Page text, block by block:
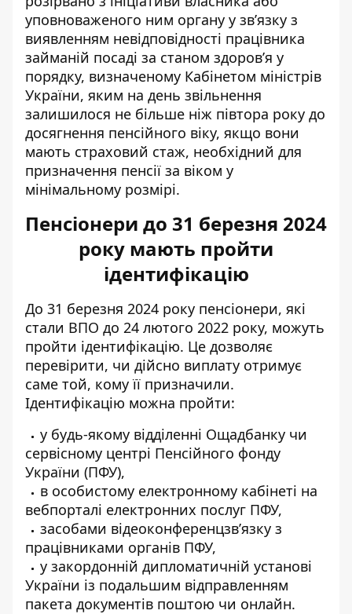
уповноваженого ним органу у зв’язку з
виявленням невідповідності працівника
займаній посаді за станом здоров’я у
порядку, визначеному Кабінетом міністрів
України, яким на день звільнення
залишилося не більше ніж півтора року до
досягнення пенсійного віку, якщо вони
мають страховий стаж, необхідний для
призначення пенсії за віком у
мінімальному розмірі.
Пенсіонери до 31 березня 2024
року мають пройти
ідентифікацію
До 31 березня 2024 року пенсіонери, які
стали ВПО до 24 лютого 2022 року, можуть
пройти ідентифікацію. Це дозволяє
перевірити, чи дійсно виплату отримує
саме той, кому її призначили.
Ідентифікацію можна пройти:
у будь-якому відділенні Ощадбанку чи
сервісному центрі Пенсійного фонду
України (ПФУ),
в особистому електронному кабінеті на
вебпорталі електронних послуг ПФУ,
засобами відеоконференцзв’язку з
працівниками органів ПФУ,
у закордонній дипломатичній установі
України із подальшим відправленням
пакета документів поштою чи онлайн.